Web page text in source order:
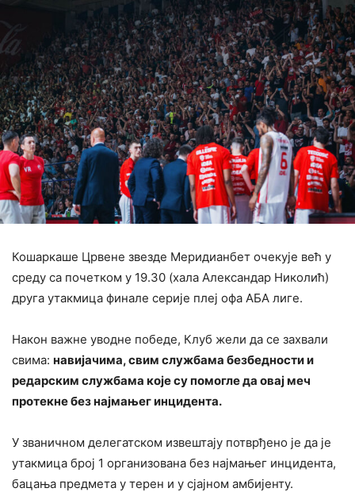
Кошаркаше Црвене звезде Меридианбет очекује већ у
среду са почетком у 19.30 (хала Александар Николић)
друга утакмица финале серије плеј офа АБА лиге.
Након важне уводне победе, Клуб жели да се захвали
свима: навијачима, свим службама безбедности и
редарским службама које су помогле да овај меч
протекне без најмањег инцидента.
У званичном делегатском извештају потврђено је да је
утакмица број 1 организована без најмањег инцидента,
бацања предмета у терен и у сјајном амбијенту.